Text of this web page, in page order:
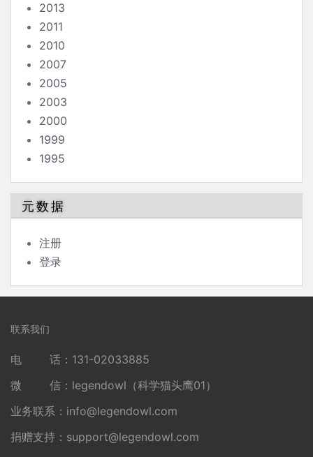
2013
2011
2010
2007
2005
2003
2000
1999
1995
元数据
注册
登录
联系我们
电 话：131-02033885
微 信：legendowl（科学猫头鹰01）
业务联系： info@legendowl.com
捐赠支持： support@legendowl.com